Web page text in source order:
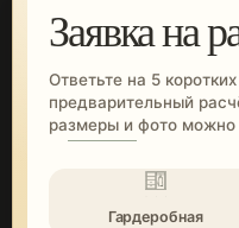
Заявка на
Ответьте на 5
предварительный
размеры и фото можно
Гардеробная